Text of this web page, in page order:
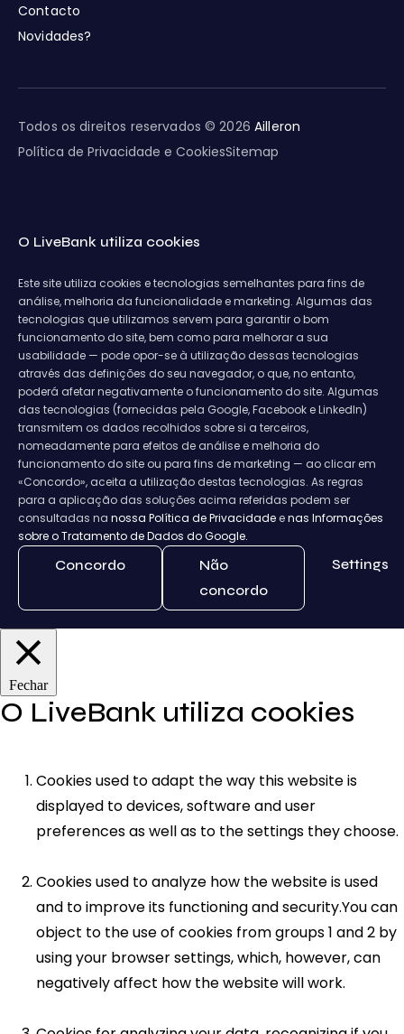
Contacto
Novidades?
Todos os direitos reservados © 2026Ailleron
Política de Privacidade e CookiesSitemap
O LiveBank utiliza cookies
Este site utiliza cookies e tecnologias semelhantes para fins de
análise, melhoria da funcionalidade e marketing. Algumas das
tecnologias que utilizamos servem para garantir o bom
funcionamento do site, bem como para melhorar a sua
usabilidade — pode opor-se à utilização dessas tecnologias
através das definições do seu navegador, o que, no entanto,
poderá afetar negativamente o funcionamento do site. Algumas
das tecnologias (fornecidas pela Google, Facebook e LinkedIn)
transmitem os dados recolhidos sobre si a terceiros,
nomeadamente para efeitos de análise e melhoria do
funcionamento do site ou para fins de marketing — ao clicar em
«Concordo», aceita a utilização destas tecnologias. As regras
para a aplicação das soluções acima referidas podem ser
consultadas na nossa Política de Privacidade enas Informações
sobre o Tratamento de Dados do Google.
Concordo
Não
concordo
Settings
Fechar
O LiveBank utiliza cookies
Cookies used to adapt the way this website is
displayed to devices, software and user
preferences as well as to the settings they choose.
Cookies used to analyze how the website is used
and to improve its functioning and security.You can
object to the use of cookies from groups 1 and 2 by
using your browser settings, which, however, can
negatively affect how the website will work.